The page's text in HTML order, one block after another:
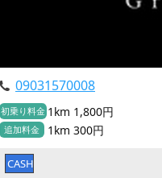
09031570008
初乗り料金 1km 1,800円
追加料金 1km 300円
CASH